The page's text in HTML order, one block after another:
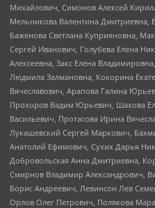
Михайлович, Симонов Алексей
Мельникова Валентина Дмитриевна,
Баженова Светлана Куприяновна,
Сергей Иванович, Голубева Елена
Алексеевна, Закс Елена
Людмила Залмановна, Кокорина
Вячеславович, Арапова Галина
Прохоров Вадим Юрьевич, Шахова
Васильевич, Протасова Ирина
Лукашевский Сергей Маркович,
Анатолий Ефимович, Сухих Дарья
Добровольская Анна Дмитриевна,
Смирнов Владимир Александрович,
Борис Андреевич, Левинсон Лев
Орлов Олег Петрович, Полякова